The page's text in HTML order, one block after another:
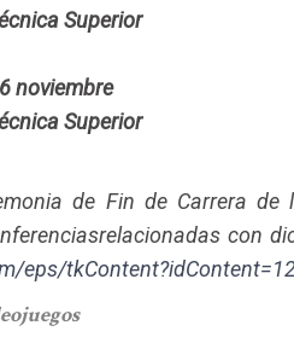
Superior
noviembre
Superior
de Fin de Carrera
con
eps/